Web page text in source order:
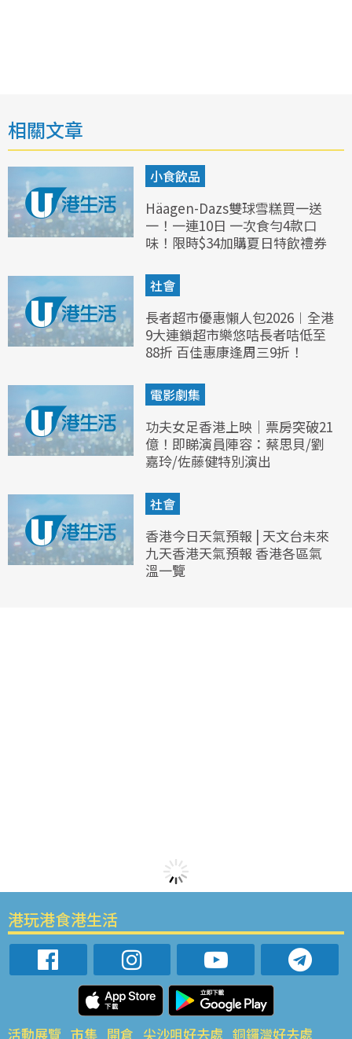
相關文章
小食飲品
Häagen-Dazs雙球雪糕買一送
一！一連10日 一次食勻4款口
味！限時$34加購夏日特飲禮券
社會
長者超市優惠懶人包2026︱全港
9大連鎖超市樂悠咭長者咭低至
88折 百佳惠康逢周三9折！
電影劇集
功夫女足香港上映｜票房突破21
億！即睇演員陣容：蔡思貝/劉
嘉玲/佐藤健特別演出
社會
香港今日天氣預報 | 天文台未來
九天香港天氣預報 香港各區氣
溫一覽
港玩港食港生活
活動展覽 市集 開倉 尖沙咀好去處 銅鑼灣好去處